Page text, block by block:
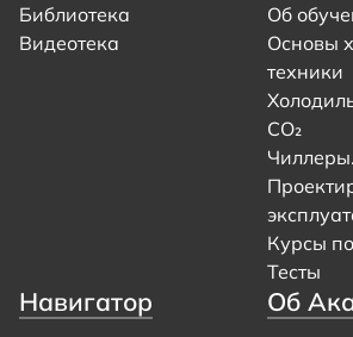
Библиотека
Видеотека
Об
Основы
техники
CO₂
Чиллеры.
Курсы
Тесты
Навигатор Об